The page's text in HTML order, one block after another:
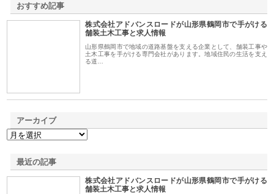
おすすめ記事
株式会社アドバンスロードが山形県鶴岡市で手がける
舗装土木工事と求人情報
山形県鶴岡市で地域の道路基盤を支える企業として、舗装工事や
土木工事を手がける専門会社があります。地域住民の生活を支え
る道…
アーカイブ
最近の記事
株式会社アドバンスロードが山形県鶴岡市で手がける
舗装土木工事と求人情報